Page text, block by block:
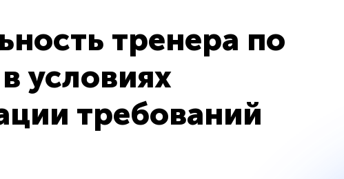
тренера по
условиях
требований